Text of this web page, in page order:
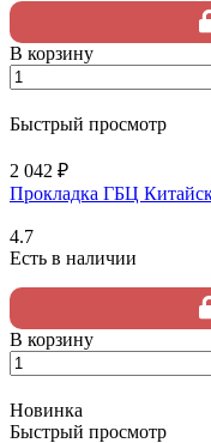
В корзину
Быстрый просмотр
2 042 ₽
Прокладка ГБЦ
4.7
Есть в наличии
В корзину
Новинка
Быстрый просмотр